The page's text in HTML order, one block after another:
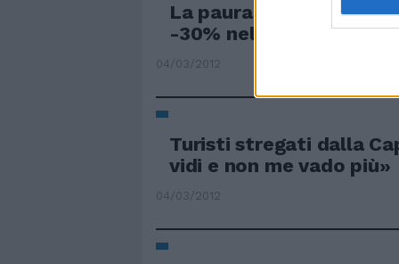
La paura dei blocchi
-30% nelle stazioni
04/03/2012
Turisti stregati dalla
vidi e non me vado più»
04/03/2012